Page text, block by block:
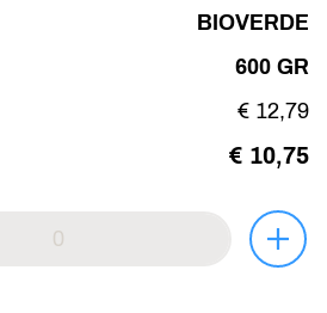
BIOVERDE
600 GR
€ 12,79
€ 10,75